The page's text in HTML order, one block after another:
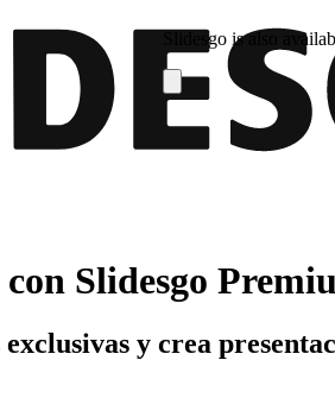
Slidesgo is also
Slidesgo
y crea